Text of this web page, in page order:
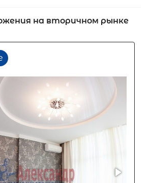
на вторичном рынке